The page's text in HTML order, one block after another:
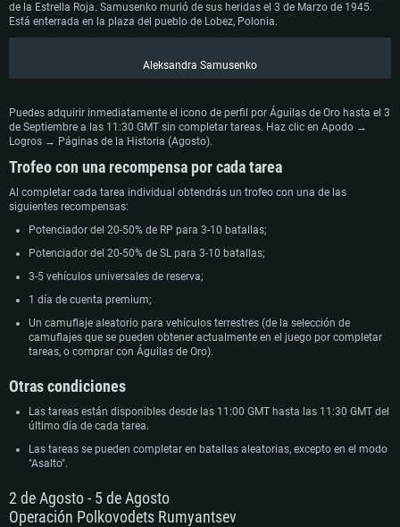
de la Estrella Roja. Samusenko murió de sus heridas el 3 de Marzo de 1945.
Está enterrada en la plaza del pueblo de Lobez, Polonia.
Aleksandra Samusenko
Puedes adquirir inmediatamente el icono de perfil por Águilas de Oro hasta el 3
de Septiembre a las 11:30 GMT sin completar tareas. Haz clic en Apodo →
Logros → Páginas de la Historia (Agosto).
Trofeo con una recompensa por cada tarea
Al completar cada tarea individual obtendrás un trofeo con una de las
siguientes recompensas:
Potenciador del 20-50% de RP para 3-10 batallas;
Potenciador del 20-50% de SL para 3-10 batallas;
3-5 vehículos universales de reserva;
1 día de cuenta premium;
Un camuflaje aleatorio para vehículos terrestres (de la selección de
camuflajes que se pueden obtener actualmente en el juego por completar
tareas, o comprar con Águilas de Oro).
Otras condiciones
Las tareas están disponibles desde las 11:00 GMT hasta las 11:30 GMT del
último día de cada tarea.
Las tareas se pueden completar en batallas aleatorias, excepto en el modo
"Asalto".
2 de Agosto - 5 de Agosto
Operación Polkovodets Rumyantsev